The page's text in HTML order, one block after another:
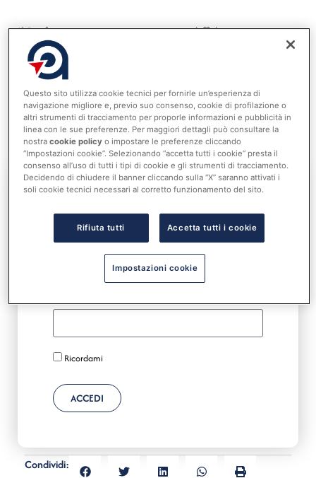
Il Prefetto può intervenire, previa diffida, in caso
d’inosservanza obblighi convocazione consiglio, ma
non per mancata iscrizione all’ordine del giorno di un
argomento su cui è stata sollevata, in precedente
seduta consiliare, la questione pregiudiziale (Parere
del 13 settembre 2024 Dipartimento per gli affari
interni e territoriali).
leggere tutta la notizia
Ricordami
ACCEDI
Condividi:
Questo sito utilizza cookie tecnici per fornirle un’esperienza di
navigazione migliore e, previo suo consenso, cookie di profilazione o
altri strumenti di tracciamento per proporle informazioni e pubblicità in
linea con le sue preferenze. Per maggiori dettagli può consultare la
nostracookie policy o impostare le preferenze cliccando
“Impostazioni cookie”. Selezionando “accetta tutti i cookie” presta il
consenso all’uso di tutti i tipi di cookie e gli strumenti di tracciamento.
Decidendo di chiudere il banner cliccando sulla “X” saranno attivati i
soli cookie tecnici necessari al corretto funzionamento del sito.
Rifiuta tutti Accetta tutti i cookie
Impostazioni cookie